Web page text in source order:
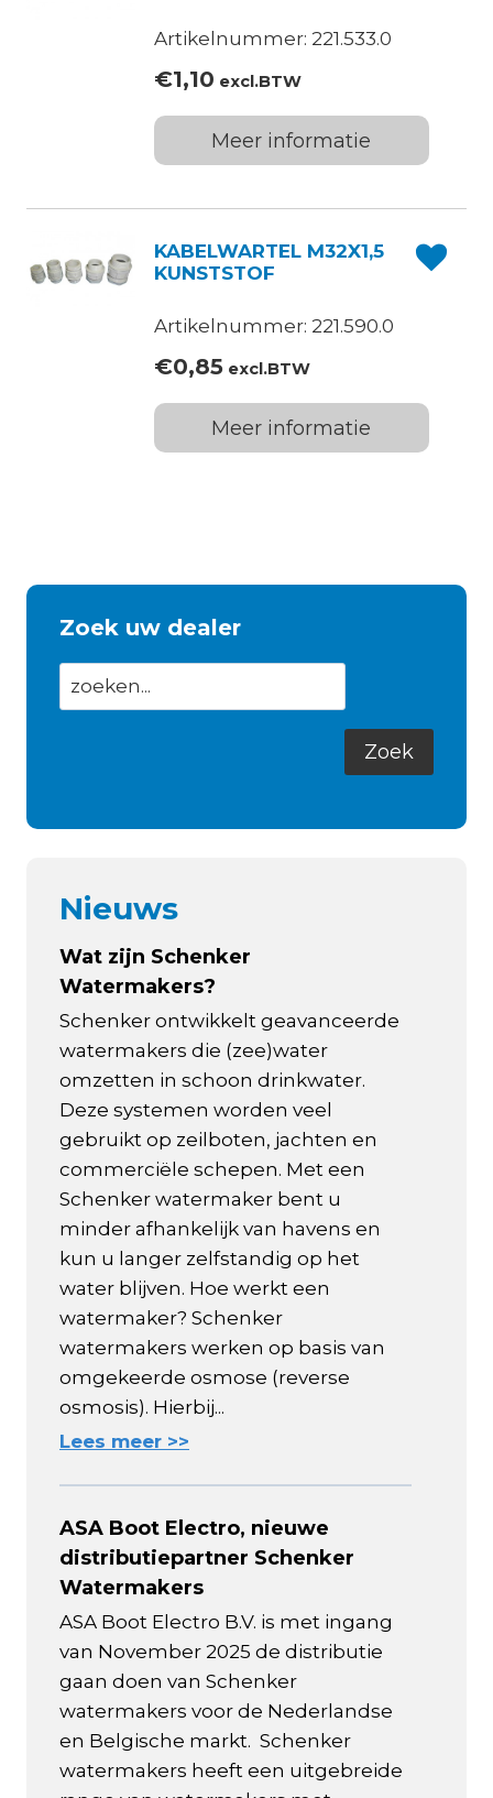
Artikelnummer: 221.533.0
€1,10 excl.BTW
Meer informatie
KABELWARTEL M32X1,5
KUNSTSTOF
Artikelnummer: 221.590.0
€0,85excl.BTW
Meer informatie
Zoek uw dealer
Nieuws
Wat zijn Schenker
Watermakers?
Schenker ontwikkelt geavanceerde
watermakers die (zee)water
omzetten in schoon drinkwater.
Deze systemen worden veel
gebruikt op zeilboten, jachten en
commerciële schepen. Met een
Schenker watermaker bent u
minder afhankelijk van havens en
kun u langer zelfstandig op het
water blijven. Hoe werkt een
watermaker? Schenker
watermakers werken op basis van
omgekeerde osmose (reverse
osmosis). Hierbij...
Lees meer >>
ASA Boot Electro, nieuwe
distributiepartner Schenker
Watermakers
ASA Boot Electro B.V. is met ingang
van November 2025 de distributie
gaan doen van Schenker
watermakers voor de Nederlandse
en Belgische markt. Schenker
watermakers heeft een uitgebreide